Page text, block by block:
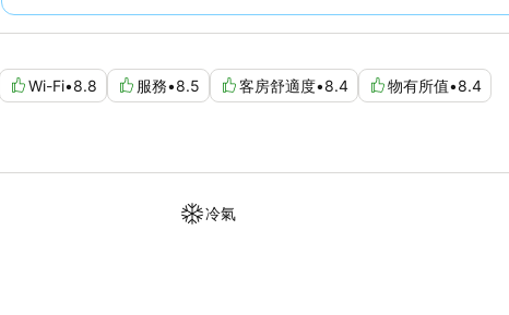
Wi-Fi•8.8 服務•8.5 客房舒適度•8.4 物有所值•8.4
冷氣